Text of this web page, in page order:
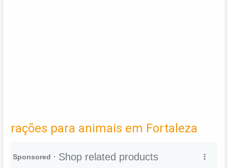
rações para animais em Fortaleza